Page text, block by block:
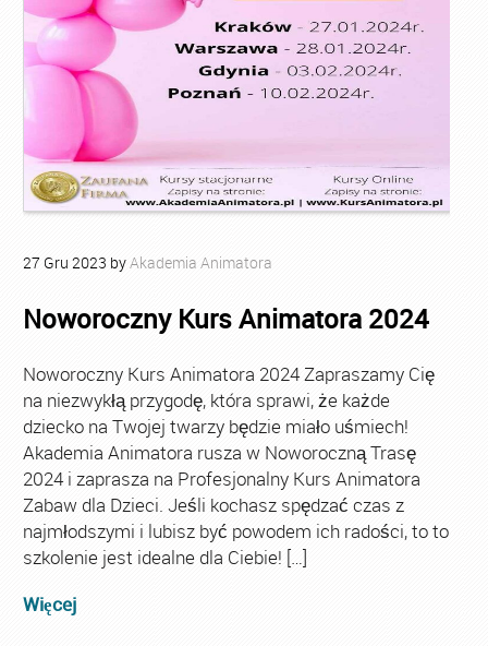
27 Gru 2023 byAkademia Animatora
Noworoczny Kurs Animatora 2024
Noworoczny Kurs Animatora 2024 Zapraszamy Cię
na niezwykłą przygodę, która sprawi, że każde
dziecko na Twojej twarzy będzie miało uśmiech!
Akademia Animatora rusza w Noworoczną Trasę
2024 i zaprasza na Profesjonalny Kurs Animatora
Zabaw dla Dzieci. Jeśli kochasz spędzać czas z
najmłodszymi i lubisz być powodem ich radości, to to
szkolenie jest idealne dla Ciebie! […]
Więcej